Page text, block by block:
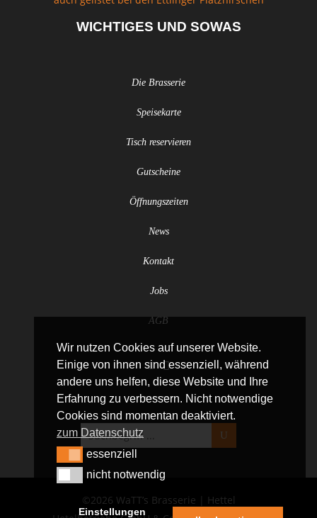
WICHTIGES UND SOWAS
Die Brasserie
Speisekarte
Tisch reservieren
Gutscheine
Öffnungszeiten
News
Kontakt
Jobs
AGB
©2026 WaTT’s Brasserie | Hettel
Wir nutzen Cookies auf unserer Website.
Einige von ihnen sind essenziell, während
andere uns helfen, diese Website und Ihre
Erfahrung zu verbessern. Nicht notwendige
Cookies sind momentan deaktiviert.
zum Datenschutz
essenziellessenziell
nicht notwendig
nicht notwendig
Einstellungen